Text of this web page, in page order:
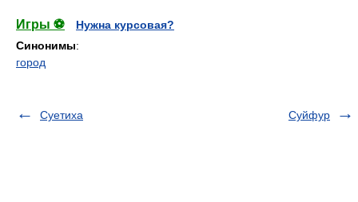
Игры ⚽
Нужна курсовая?
Синонимы:
город
Суетиха Суйфур